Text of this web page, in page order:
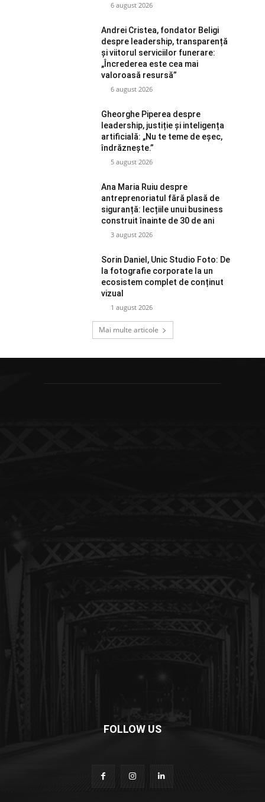
6 august 2026
Andrei Cristea, fondator Beligi
despre leadership, transparență
și viitorul serviciilor funerare:
„Încrederea este cea mai
valoroasă resursă”
6 august 2026
Gheorghe Piperea despre
leadership, justiție și inteligența
artificială: „Nu te teme de eșec,
îndrăznește.”
5 august 2026
Ana Maria Ruiu despre
antreprenoriatul fără plasă de
siguranță: lecțiile unui business
construit înainte de 30 de ani
3 august 2026
Sorin Daniel, Unic Studio Foto: De
la fotografie corporate la un
ecosistem complet de conținut
vizual
1 august 2026
Mai multe articole
FOLLOW US